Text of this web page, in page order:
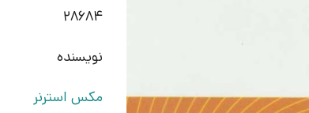
28684
نویسنده
مکس استرنر